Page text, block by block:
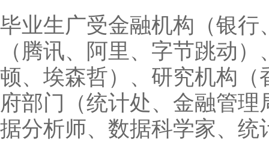
毕业生广受金融机构（银
（腾讯、阿里、字节跳动
顿、埃森哲）、研究机构
府部门（统计处、金融管
据分析师、数据科学家、